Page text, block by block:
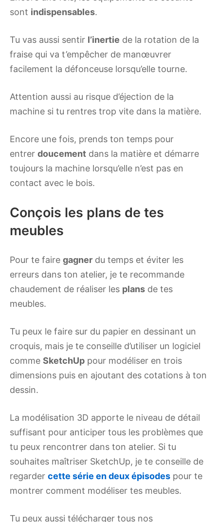
sont indispensables.
Tu vas aussi sentir l’inertie de la rotation de la
fraise qui va t’empêcher de manœuvrer
facilement la défonceuse lorsqu’elle tourne.
Attention aussi au risque d’éjection de la
machine si tu rentres trop vite dans la matière.
Encore une fois, prends ton temps pour
entrer doucement dans la matière et démarre
toujours la machine lorsqu’elle n’est pas en
contact avec le bois.
Conçois les plans de tes
meubles
Pour te faire gagner du temps et éviter les
erreurs dans ton atelier, je te recommande
chaudement de réaliser les plans de tes
meubles.
Tu peux le faire sur du papier en dessinant un
croquis, mais je te conseille d’utiliser un logiciel
comme SketchUp pour modéliser en trois
dimensions puis en ajoutant des cotations à ton
dessin.
La modélisation 3D apporte le niveau de détail
suffisant pour anticiper tous les problèmes que
tu peux rencontrer dans ton atelier. Si tu
souhaites maîtriser SketchUp, je te conseille de
regarder cette série en deux épisodes pour te
montrer comment modéliser tes meubles.
Tu peux aussi télécharger tous nos